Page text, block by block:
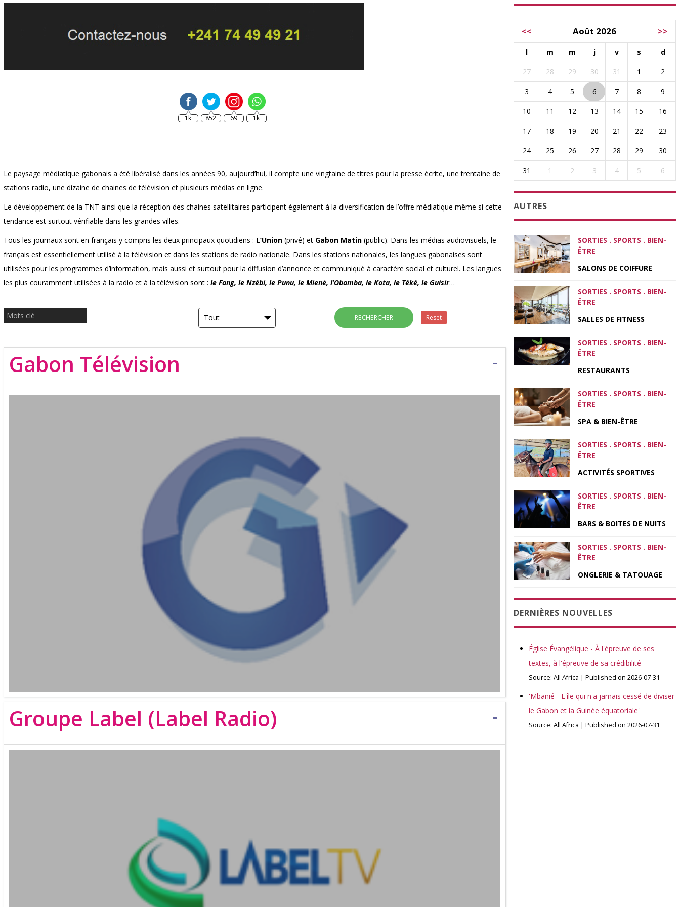
1k 852 69 1k
Le paysage médiatique gabonais a été libéralisé dans les années 90, aujourd’hui, il compte une vingtaine de titres pour la presse écrite, une trentaine de
stations radio, une dizaine de chaines de télévision et plusieurs médias en ligne.
Le développement de la TNT ainsi que la réception des chaines satellitaires participent également à la diversification de l’offre médiatique même si cette
tendance est surtout vérifiable dans les grandes villes.
Tous les journaux sont en français y compris les deux principaux quotidiens : L’Union (privé) et Gabon Matin (public). Dans les médias audiovisuels, le
français est essentiellement utilisé à la télévision et dans les stations de radio nationale. Dans les stations nationales, les langues gabonaises sont
utilisées pour les programmes d’information, mais aussi et surtout pour la diffusion d’annonce et communiqué à caractère social et culturel. Les langues
les plus couramment utilisées à la radio et à la télévision sont : le Fang, le Nzébi, le Punu, le Mienè, l’Obamba, le Kota, le Téké, le Guisir…
RECHERCHER Reset
Gabon Télévision
Groupe Label (Label Radio)
<< Août 2026 >>
l m m j v s d
27 28 29 30 31 1 2
3 4 5 6 7 8 9
10 11 12 13 14 15 16
17 18 19 20 21 22 23
24 25 26 27 28 29 30
31 1 2 3 4 5 6
AUTRES
SORTIES . SPORTS . BIEN-
ÊTRE
SALONS DE COIFFURE
SORTIES . SPORTS . BIEN-
ÊTRE
SALLES DE FITNESS
SORTIES . SPORTS . BIEN-
ÊTRE
RESTAURANTS
SORTIES . SPORTS . BIEN-
ÊTRE
SPA & BIEN-ÊTRE
SORTIES . SPORTS . BIEN-
ÊTRE
ACTIVITÉS SPORTIVES
SORTIES . SPORTS . BIEN-
ÊTRE
BARS & BOITES DE NUITS
SORTIES . SPORTS . BIEN-
ÊTRE
ONGLERIE & TATOUAGE
DERNIÈRES NOUVELLES
Église Évangélique - À l'épreuve de ses
textes, à l'épreuve de sa crédibilité
Source: All Africa Published on 2026-07-31
'Mbanié - L'île qui n'a jamais cessé de diviser
le Gabon et la Guinée équatoriale'
Source: All Africa Published on 2026-07-31